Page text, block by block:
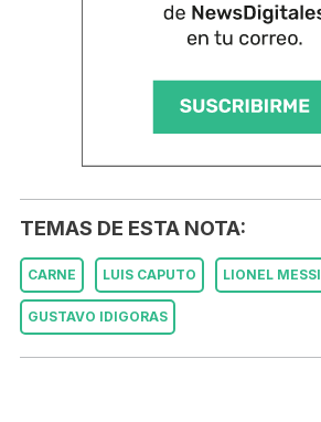
TEMAS DE ESTA NOTA:
CARNE LUIS CAPUTO LIONEL MESSI
GUSTAVO IDIGORAS